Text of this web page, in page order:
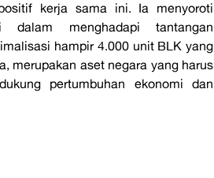
kerja sama ini. Ia menyoroti
dalam menghadapi tantangan
hampir 4.000 unit BLK yang
merupakan aset negara yang harus
pertumbuhan ekonomi dan